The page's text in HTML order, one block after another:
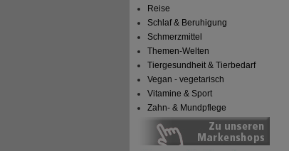
Reise
Schlaf & Beruhigung
Schmerzmittel
Themen-Welten
Tiergesundheit & Tierbedarf
Vegan - vegetarisch
Vitamine & Sport
Zahn- & Mundpflege